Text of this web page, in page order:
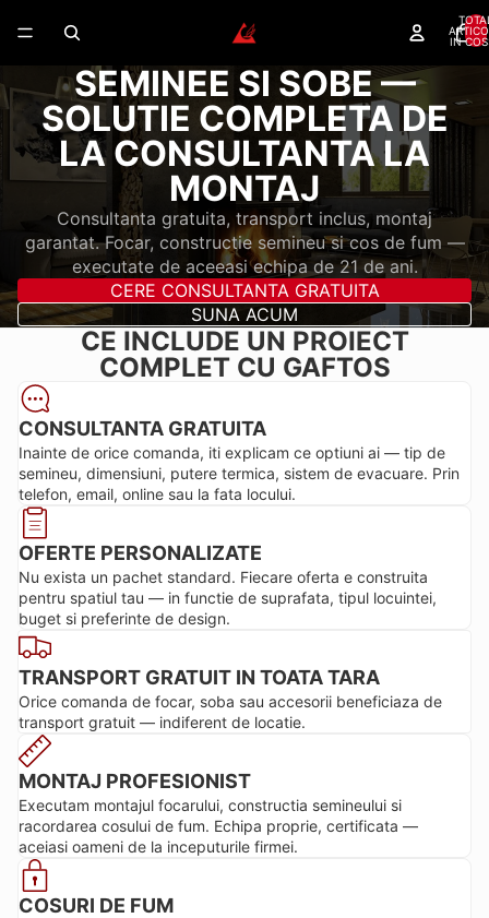
IN
SEMINEE SI SOBE —
SOLUTIE COMPLETA DE
LA CONSULTANTA LA
MONTAJ
Consultanta gratuita, transport inclus, montaj
garantat. Focar, constructie semineu si cos de fum —
executate de aceeasi echipa de 21 de ani.
CERE CONSULTANTA GRATUITA
SUNA ACUM
CE INCLUDE UN PROIECT
COMPLET CU GAFTOS
CONSULTANTA GRATUITA
Inainte de orice comanda, iti explicam ce optiuni ai — tip de
semineu, dimensiuni, putere termica, sistem de evacuare. Prin
telefon, email, online sau la fata locului.
OFERTE PERSONALIZATE
Nu exista un pachet standard. Fiecare oferta e construita
pentru spatiul tau — in functie de suprafata, tipul locuintei,
buget si preferinte de design.
TRANSPORT GRATUIT IN TOATA TARA
Orice comanda de focar, soba sau accesorii beneficiaza de
transport gratuit — indiferent de locatie.
MONTAJ PROFESIONIST
Executam montajul focarului, constructia semineului si
racordarea cosului de fum. Echipa proprie, certificata —
aceiasi oameni de la inceputurile firmei.
COSURI DE FUM